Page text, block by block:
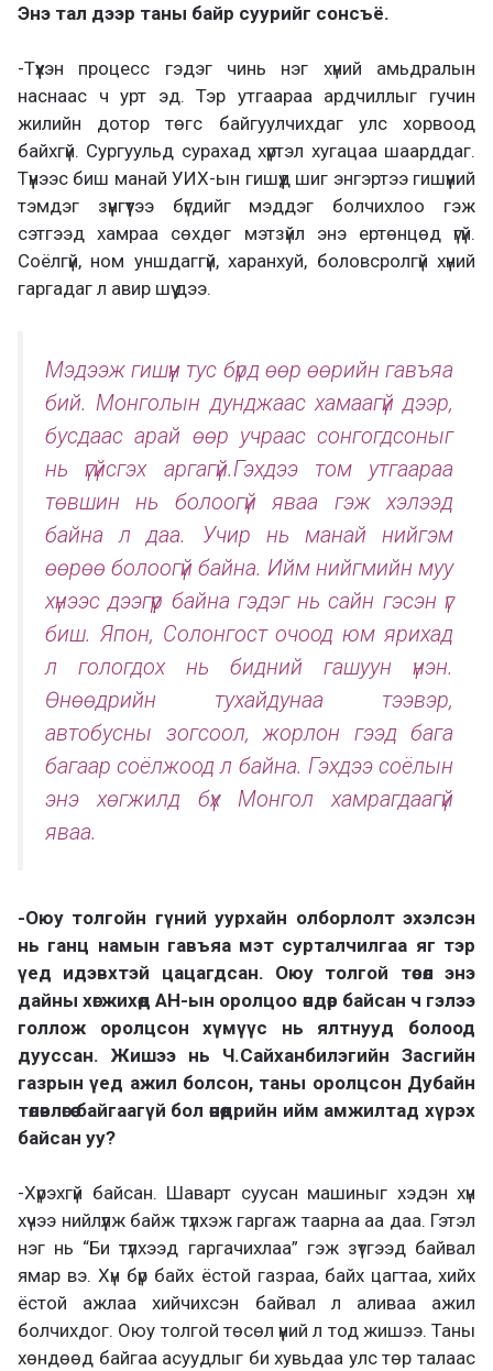
Энэ тал дээр таны байр суурийг сонсъё.
-Түүхэн процесс гэдэг чинь нэг хүний амьдралын
наснаас ч урт эд. Тэр утгаараа ардчиллыг гучин
жилийн дотор төгс байгуулчихдаг улс хорвоод
байхгүй. Сургуульд сурахад хүртэл хугацаа шаарддаг.
Түүнээс биш манай УИХ-ын гишүүд шиг энгэртээ гишүүний
тэмдэг зүүнгүүтээ бүгдийг мэддэг болчихлоо гэж
сэтгээд хамраа сөхдөг мэтзүйл энэ ертөнцөд үгүй.
Соёлгүй, ном уншдаггүй, харанхуй, боловсролгүй хүний
гаргадаг л авир шүү дээ.
Мэдээж гишүүн тус бүрд өөр өөрийн гавъяа
бий. Монголын дунджаас хамаагүй дээр,
бусдаас арай өөр учраас сонгогдсоныг
нь үгүйсгэх аргагүй.Гэхдээ том утгаараа
төвшин нь болоогүй яваа гэж хэлээд
байна л даа. Учир нь манай нийгэм
өөрөө болоогүй байна. Ийм нийгмийн муу
хүнээс дээгүүр байна гэдэг нь сайн гэсэн үг
биш. Япон, Солонгост очоод юм ярихад
л гологдох нь бидний гашуун үнэн.
Өнөөдрийн тухайдунаа тээвэр,
автобусны зогсоол, жорлон гээд бага
багаар соёлжоод л байна. Гэхдээ соёлын
энэ хөгжилд бүх Монгол хамрагдаагүй
яваа.
-Оюу толгойн гүний уурхайн олборлолт эхэлсэн
нь ганц намын гавъяа мэт сурталчилгаа яг тэр
үед идэвхтэй цацагдсан. Оюу толгой төсөл энэ
дайны хөгжихөд АН-ын оролцоо өндөр байсан ч гэлээ
голлож оролцсон хүмүүс нь ялтнууд болоод
дууссан. Жишээ нь Ч.Сайханбилэгийн Засгийн
газрын үед ажил болсон, таны оролцсон Дубайн
төлөвлөгөө байгаагүй бол өнөөдрийн ийм амжилтад хүрэх
байсан уу?
-Хүрэхгүй байсан. Шаварт суусан машиныг хэдэн хүн
хүчээ нийлүүлж байж түлхэж гаргаж таарна аа даа. Гэтэл
нэг нь “Би түлхээд гаргачихлаа” гэж зүтгээд байвал
ямар вэ. Хүн бүр байх ёстой газраа, байх цагтаа, хийх
ёстой ажлаа хийчихсэн байвал л аливаа ажил
болчихдог. Оюу толгой төсөл үүний л тод жишээ. Таны
хөндөөд байгаа асуудлыг би хувьдаа улс төр талаас